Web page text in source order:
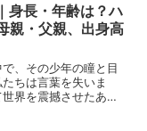
身長・年齢は？ハ
親・父親、出身高
、その少年の瞳と目
ちは言葉を失いま
界を震撼させたあの